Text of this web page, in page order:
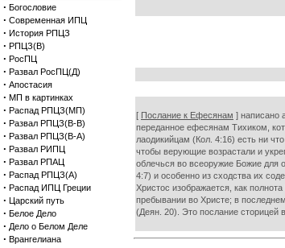
· Богословие
· Современная ИПЦ
· История РПЦЗ
· РПЦЗ(В)
· РосПЦ
· Развал РосПЦ(Д)
· Апостасия
· МП в картинках
· Распад РПЦЗ(МП)
· Развал РПЦЗ(В-В)
· Развал РПЦЗ(В-А)
· Развал РИПЦ
· Развал РПАЦ
· Распад РПЦЗ(А)
· Распад ИПЦ Греции
· Царский путь
· Белое Дело
· Дело о Белом Деле
· Врангелиана
[ Послание к Ефесянам ] написано
переданное ефесянам Тихиком,
лаодикийцам (Кол. 4:16) есть ни
чтобы верующие возрастали и
облечься во всеоружие Божие для
4:7) и особенно из сходства их
Христос изображается, как
пребывании во Христе; в
(Деян. 20). Это послание сторицей